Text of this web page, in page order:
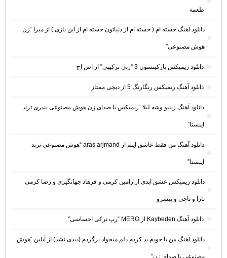
طعمه
دانلود آهنگ خسته ام ( خسته ام از دنیاتون خسته ام از این بازی ) از میرا “زن
هوش مصنوعی”
دانلود ریمیکس پارکینسون 3 “رپی ترکیبی” از اس اچ
دانلود آهنگ ریمیکس رنگارنگ 5 از دیجی ممتاز
دانلود آهنگ زینبو وشه لیلا “ریمیکس با صدای زن هوش مصنوعی بندری ترند
اینستا”
دانلود آهنگ من فقط عاشق اینم از aras arjmand “هوش مصنوعی ترند
اینستا”
دانلود ریمیکس عشق ابدی از رامین کرمی و فرهاد جهانگیری و رضا کرمی
تارا و ناجی و پیشرو
دانلود آهنگ Kaybeden از MERO “رپ ترکی احساسی”
دانلود آهنگ من با خودم بد کردم دلم میخواد برگردم (دیدی نشد) از آیلین “هوش
مصنوعی با صدای زن”